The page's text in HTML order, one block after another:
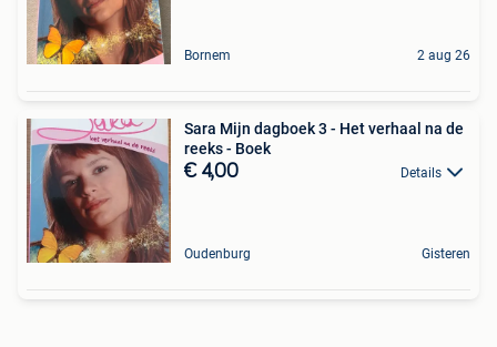
Bornem 2 aug 26
Sara Mijn dagboek 3 - Het verhaal na de
reeks - Boek
€ 4,00 Details
Oudenburg Gisteren